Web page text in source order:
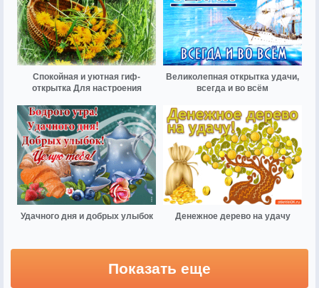
Спокойная и уютная гиф-
открытка Для настроения
Великолепная открытка удачи,
всегда и во всём
Удачного дня и добрых улыбок Денежное дерево на удачу
Показать еще